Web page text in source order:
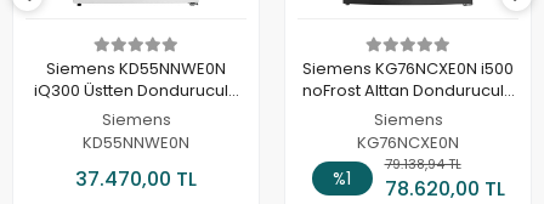
Siemens KD55NNWE0N
iQ300 Üstten Donduruculu
Buzdolabı
Siemens
KD55NNWE0N
37.470,00 TL
Siemens KG76NCXE0N i500
noFrost Alttan Donduruculu
Buzdolabı Yeni XL
Siemens
KG76NCXE0N
%1
79.138,94 TL
78.620,00 TL